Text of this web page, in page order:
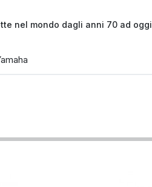
nel mondo dagli anni 70 ad oggi